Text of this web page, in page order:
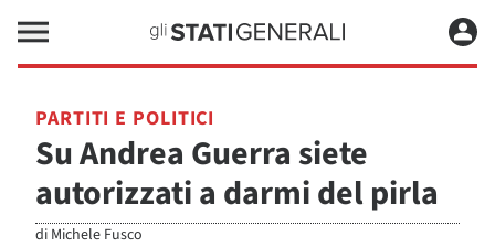
PARTITI E POLITICI
Su Andrea Guerra siete
autorizzati a darmi del pirla
di Michele Fusco